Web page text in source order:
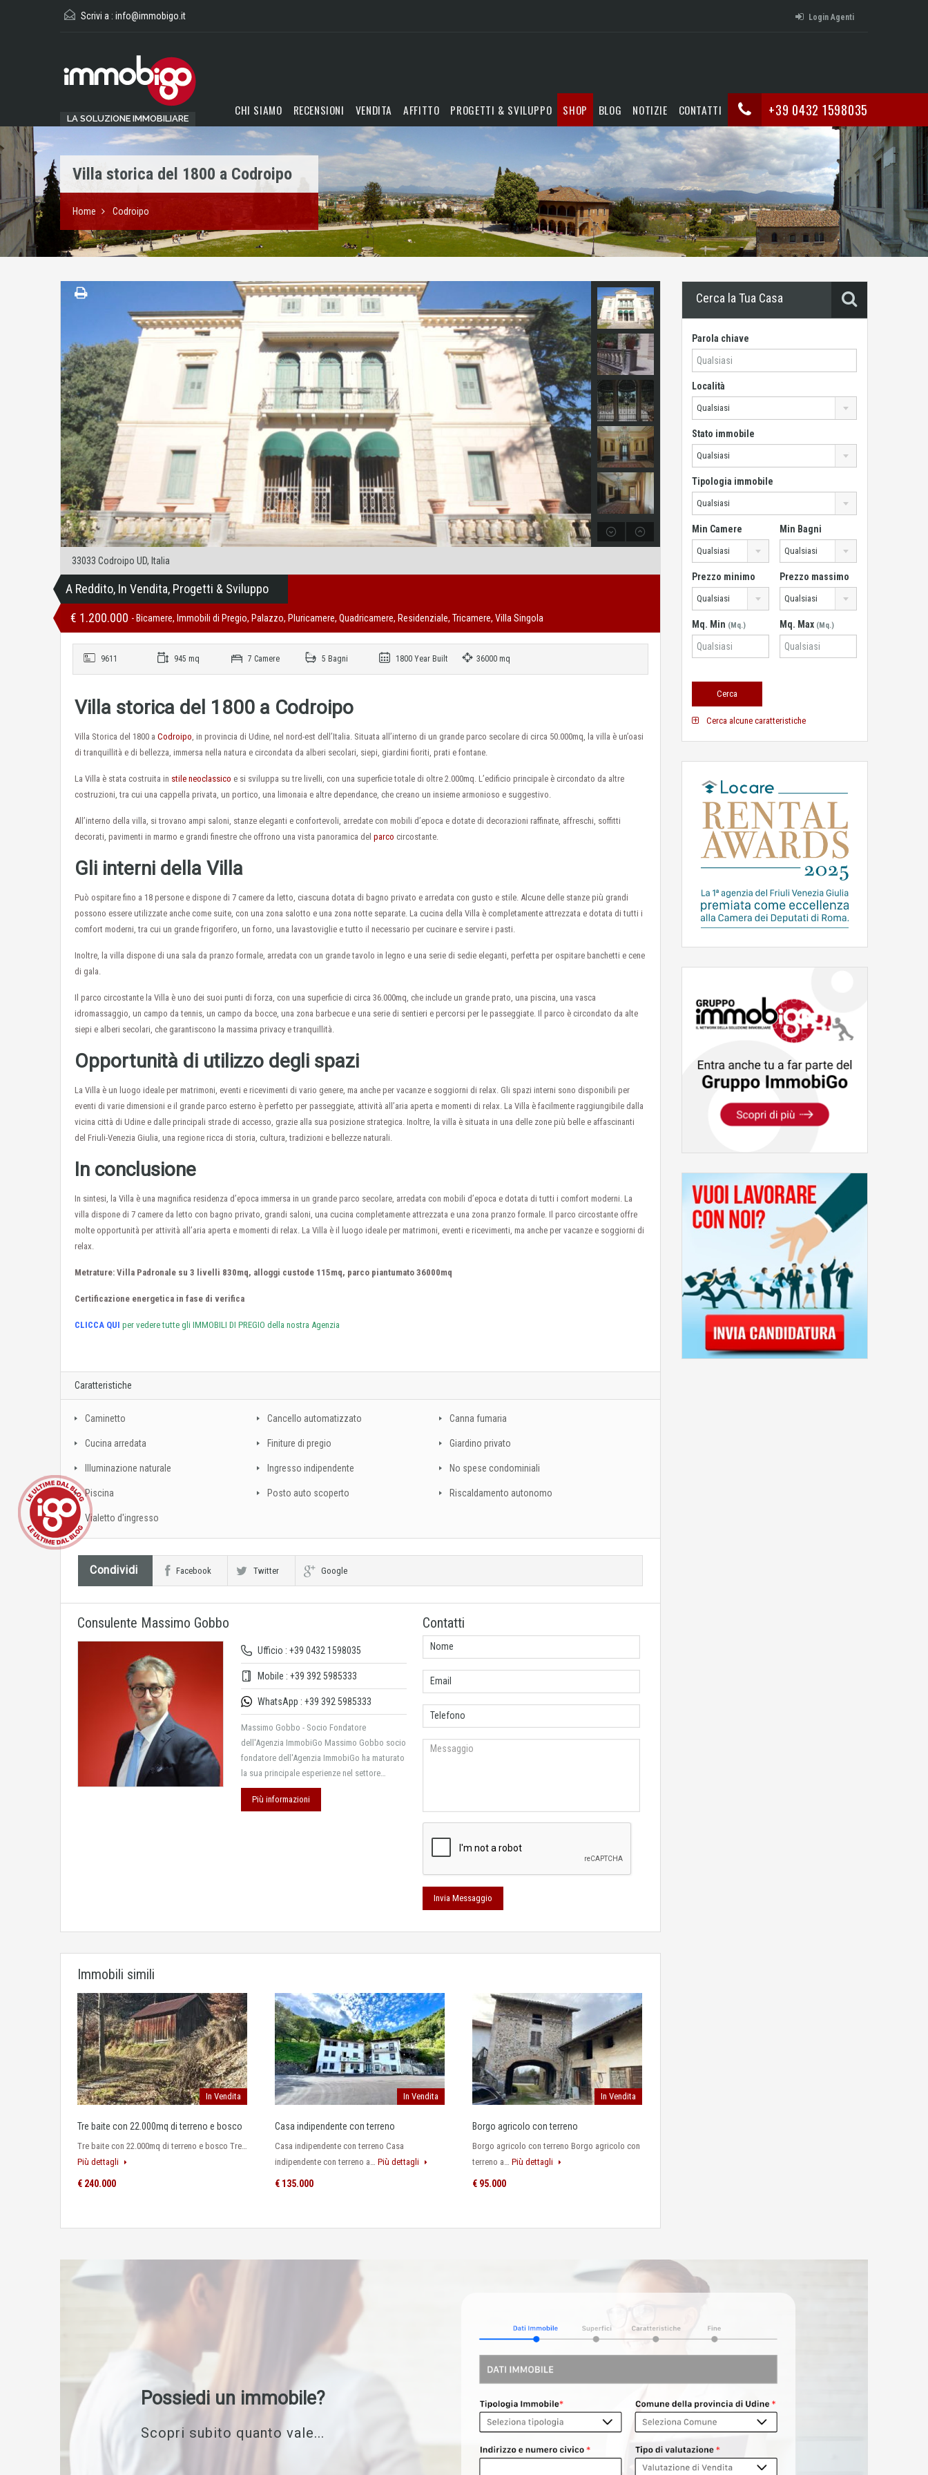
Scrivi a : info@immobigo.it Login Agenti
LA SOLUZIONE IMMOBILIARE +39 0432 1598035
CHI SIAMO RECENSIONI VENDITA AFFITTO PROGETTI & SVILUPPO SHOP BLOG NOTIZIE CONTATTI
Villa storica del 1800 a Codroipo
Home Codroipo
33033 Codroipo UD, Italia
A Reddito, In Vendita, Progetti & Sviluppo
€ 1.200.000 - Bicamere, Immobili di Pregio, Palazzo, Pluricamere, Quadricamere, Residenziale, Tricamere, Villa Singola
9611 945 mq 7 Camere 5 Bagni 1800 Year Built 36000 mq
Villa storica del 1800 a Codroipo
Villa Storica del 1800 a Codroipo, in provincia di Udine, nel nord-est dell’Italia. Situata all’interno di un grande parco secolare di circa 50.000mq, la villa è un’oasi
di tranquillità e di bellezza, immersa nella natura e circondata da alberi secolari, siepi, giardini fioriti, prati e fontane.
La Villa è stata costruita in stile neoclassico e si sviluppa su tre livelli, con una superficie totale di oltre 2.000mq. L’edificio principale è circondato da altre
costruzioni, tra cui una cappella privata, un portico, una limonaia e altre dependance, che creano un insieme armonioso e suggestivo.
All’interno della villa, si trovano ampi saloni, stanze eleganti e confortevoli, arredate con mobili d’epoca e dotate di decorazioni raffinate, affreschi, soffitti
decorati, pavimenti in marmo e grandi finestre che offrono una vista panoramica del parco circostante.
Gli interni della Villa
Può ospitare fino a 18 persone e dispone di 7 camere da letto, ciascuna dotata di bagno privato e arredata con gusto e stile. Alcune delle stanze più grandi
possono essere utilizzate anche come suite, con una zona salotto e una zona notte separate. La cucina della Villa è completamente attrezzata e dotata di tutti i
comfort moderni, tra cui un grande frigorifero, un forno, una lavastoviglie e tutto il necessario per cucinare e servire i pasti.
Inoltre, la villa dispone di una sala da pranzo formale, arredata con un grande tavolo in legno e una serie di sedie eleganti, perfetta per ospitare banchetti e cene
di gala.
Il parco circostante la Villa è uno dei suoi punti di forza, con una superficie di circa 36.000mq, che include un grande prato, una piscina, una vasca
idromassaggio, un campo da tennis, un campo da bocce, una zona barbecue e una serie di sentieri e percorsi per le passeggiate. Il parco è circondato da alte
siepi e alberi secolari, che garantiscono la massima privacy e tranquillità.
Opportunità di utilizzo degli spazi
La Villa è un luogo ideale per matrimoni, eventi e ricevimenti di vario genere, ma anche per vacanze e soggiorni di relax. Gli spazi interni sono disponibili per
eventi di varie dimensioni e il grande parco esterno è perfetto per passeggiate, attività all’aria aperta e momenti di relax. La Villa è facilmente raggiungibile dalla
vicina città di Udine e dalle principali strade di accesso, grazie alla sua posizione strategica. Inoltre, la villa è situata in una delle zone più belle e affascinanti
del Friuli-Venezia Giulia, una regione ricca di storia, cultura, tradizioni e bellezze naturali.
In conclusione
In sintesi, la Villa è una magnifica residenza d’epoca immersa in un grande parco secolare, arredata con mobili d’epoca e dotata di tutti i comfort moderni. La
villa dispone di 7 camere da letto con bagno privato, grandi saloni, una cucina completamente attrezzata e una zona pranzo formale. Il parco circostante offre
molte opportunità per attività all’aria aperta e momenti di relax. La Villa è il luogo ideale per matrimoni, eventi e ricevimenti, ma anche per vacanze e soggiorni di
relax.
Metrature: Villa Padronale su 3 livelli 830mq, alloggi custode 115mq, parco piantumato 36000mq
Certificazione energetica in fase di verifica
CLICCA QUI per vedere tutte gli IMMOBILI DI PREGIO della nostra Agenzia
Caratteristiche
Caminetto Cancello automatizzato Canna fumaria
Cucina arredata Finiture di pregio Giardino privato
Illuminazione naturale Ingresso indipendente No spese condominiali
Piscina Posto auto scoperto Riscaldamento autonomo
Vialetto d'ingresso
Condividi Facebook Twitter Google
Consulente Massimo Gobbo
Ufficio : +39 0432 1598035
Mobile : +39 392 5985333
WhatsApp : +39 392 5985333
Massimo Gobbo - Socio Fondatore
dell'Agenzia ImmobiGo Massimo Gobbo socio
fondatore dell'Agenzia ImmobiGo ha maturato
la sua principale esperienze nel settore…
Più informazioni
Contatti
Immobili simili
In Vendita
Tre baite con 22.000mq di terreno e bosco
Tre baite con 22.000mq di terreno e bosco Tre…
Più dettagli
€ 240.000
In Vendita
Casa indipendente con terreno
Casa indipendente con terreno Casa
indipendente con terreno a… Più dettagli
€ 135.000
In Vendita
Borgo agricolo con terreno
Borgo agricolo con terreno Borgo agricolo con
terreno a… Più dettagli
€ 95.000
Cerca la Tua Casa
Parola chiave
Località
Qualsiasi
Stato immobile
Qualsiasi
Tipologia immobile
Qualsiasi
Min Camere
Qualsiasi
Min Bagni
Qualsiasi
Prezzo minimo
Qualsiasi
Prezzo massimo
Qualsiasi
Mq. Min (Mq.) Mq. Max (Mq.)
Cerca alcune caratteristiche
Possiedi un immobile?
Scopri subito quanto vale...